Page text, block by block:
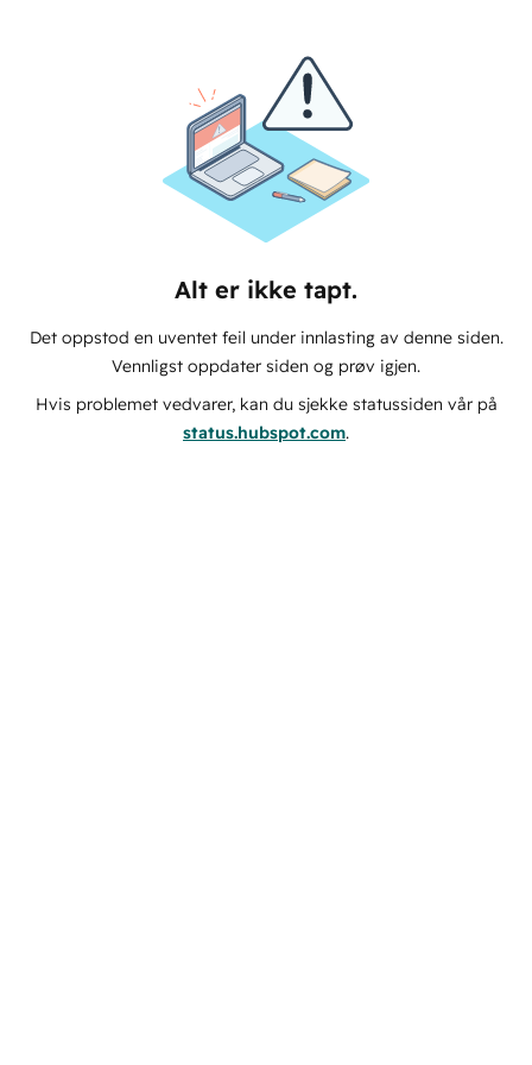
Alt er ikke tapt.
Det oppstod en uventet feil under innlasting av denne siden.
Vennligst oppdater siden og prøv igjen.
Hvis problemet vedvarer, kan du sjekke statussiden vår på
status.hubspot.com.